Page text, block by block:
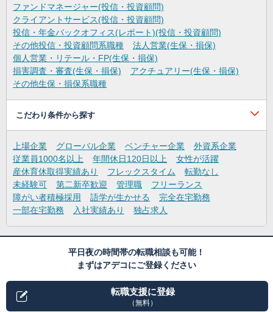
ファンドマネージャー(投信・投資顧問)
クライアントサービス(投信・投資顧問)
投信・年金バックオフィス(レポート)(投信・投資顧問)
その他投信・投資顧問系職種
法人営業(生保・損保)
個人営業・リテール・FP(生保・損保)
損害調査・審査(生保・損保)
アクチュアリー(生保・損保)
その他生保・損保系職種
こだわり条件から探す
上場企業 グローバル企業 ベンチャー企業
外資系企業
従業員1000名以上
年間休日120日以上
女性が活躍
産休育休取得実績あり
フレックスタイム
転勤なし
未経験可
第二新卒歓迎 管理職
フリーランス
障がい者積極採用
語学が生かせる
完全在宅勤務
一部在宅勤務
入社実績あり 独占求人
平日夜の時間帯の転職相談も可能！
まずはアデコにご登録ください
転職支援に登録
（無料）